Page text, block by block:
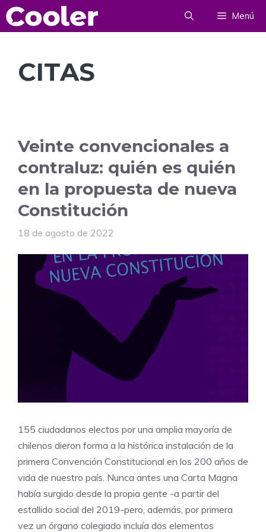
Saltar
al
Menú
CITAS
Veinte convencionales a
contraluz: quién es quién
en la propuesta de nueva
Constitución
18 de agosto de 2022
155 ciudadanos electos por una amplia mayoría de
chilenos dieron forma a la histórica instalación de la
primera Convención Constitucional en los 200 años de
vida de nuestro país. Nunca antes una Carta Magna
había surgido desde la propia gente -a partir del
estallido social del 2019-pero, además, por primera
vez un órgano colegiado incluía dos elementos